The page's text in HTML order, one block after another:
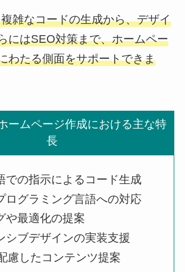
雑なコードの生成から、デザイ
にはSEO対策まで、ホームペー
わたる側面をサポートできま
ームページ作成における主な特
長
での指示によるコード生成
ログラミング言語への対応
や最適化の提案
シブデザインの実装支援
慮したコンテンツ提案